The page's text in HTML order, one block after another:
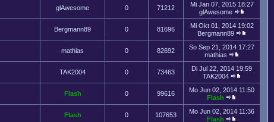
glAwesome 0 71212
Mi Jan 07, 2015 18:27
glAwesome
Bergmann89 0 81696
Mi Okt 01, 2014 19:02
Bergmann89
mathias 0 82692
So Sep 21, 2014 17:27
mathias
TAK2004 0 73463
Di Jul 22, 2014 19:59
TAK2004
Flash 0 99616
Mo Jun 02, 2014 11:50
Flash
Flash 0 107653
Mo Jun 02, 2014 11:36
Flash